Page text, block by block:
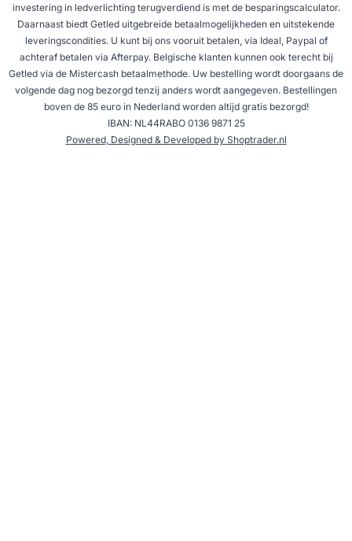
investering in ledverlichting terugverdiend is met de besparingscalculator.
Daarnaast biedt Getled uitgebreide betaalmogelijkheden en uitstekende
leveringscondities. U kunt bij ons vooruit betalen, via Ideal, Paypal of
achteraf betalen via Afterpay. Belgische klanten kunnen ook terecht bij
Getled via de Mistercash betaalmethode. Uw bestelling wordt doorgaans de
volgende dag nog bezorgd tenzij anders wordt aangegeven. Bestellingen
boven de 85 euro in Nederland worden altijd gratis bezorgd!
IBAN: NL44RABO 0136 9871 25
Powered, Designed & Developed by Shoptrader.nl